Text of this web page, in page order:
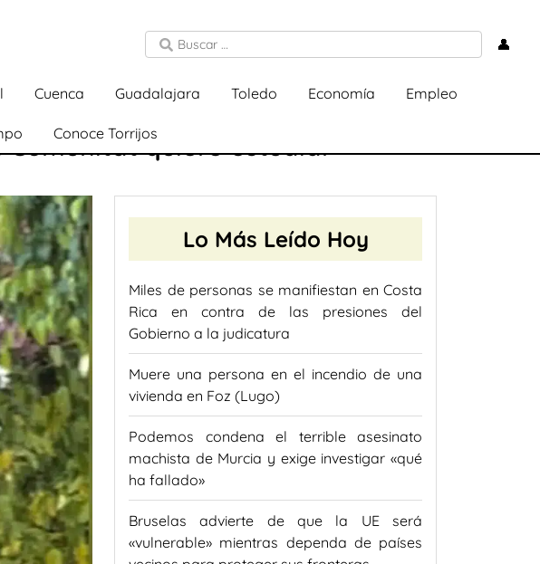
👤
Cuenca Guadalajara Toledo Economía Empleo
Conoce Torrijos
Comunitat quiere estudiar
Lo Más Leído Hoy
Miles de personas se manifiestan en Costa
Rica en contra de las presiones del
Gobierno a la judicatura
Muere una persona en el incendio de una
vivienda en Foz (Lugo)
Podemos condena el terrible asesinato
machista de Murcia y exige investigar «qué
ha fallado»
Bruselas advierte de que la UE será
«vulnerable» mientras dependa de países